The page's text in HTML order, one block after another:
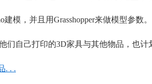
建模，并且用Grasshopper来做模型参数。
们自己打印的3D家具与其他物品，也计
. . .